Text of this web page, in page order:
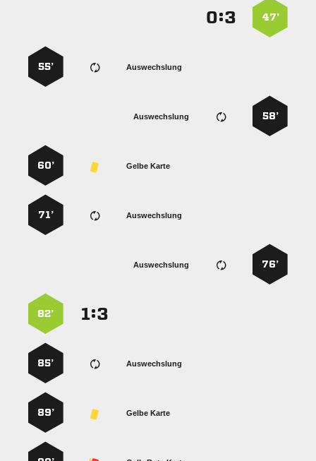
47’
:
Auswechslung
55’
58’
Auswechslung
Gelbe Karte
60’
Auswechslung
71’
76’
Auswechslung
:
82’
Auswechslung
85’
Gelbe Karte
89’